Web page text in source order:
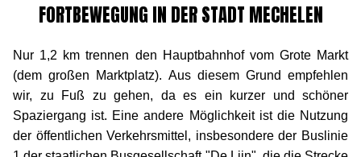
(dem großen Marktplatz). Aus diesem Grund empfehlen
wir, zu Fuß zu gehen, da es ein kurzer und schöner
Spaziergang ist. Eine andere Möglichkeit ist die Nutzung
der öffentlichen Verkehrsmittel, insbesondere der Buslinie
1 der staatlichen Busgesellschaft "De Lijn", die die Strecke